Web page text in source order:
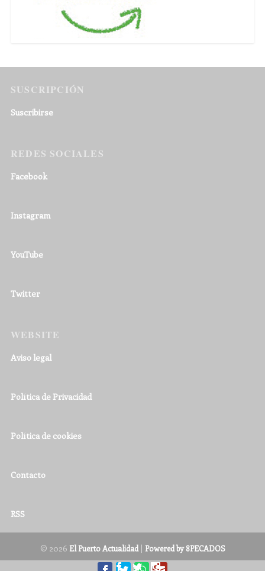
SUSCRIPCIÓN
Suscribirse
REDES SOCIALES
Facebook
Instagram
YouTube
Twitter
WEBSITE
Aviso legal
Política de Privacidad
Política de cookies
Contacto
RSS
© 2026 El Puerto Actualidad| Powered by 8PECADOS